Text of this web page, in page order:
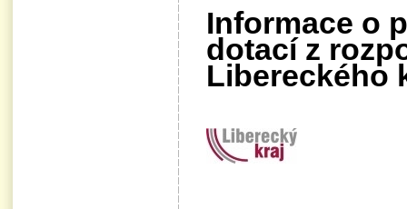
Informace o
dotací z
Libereckého